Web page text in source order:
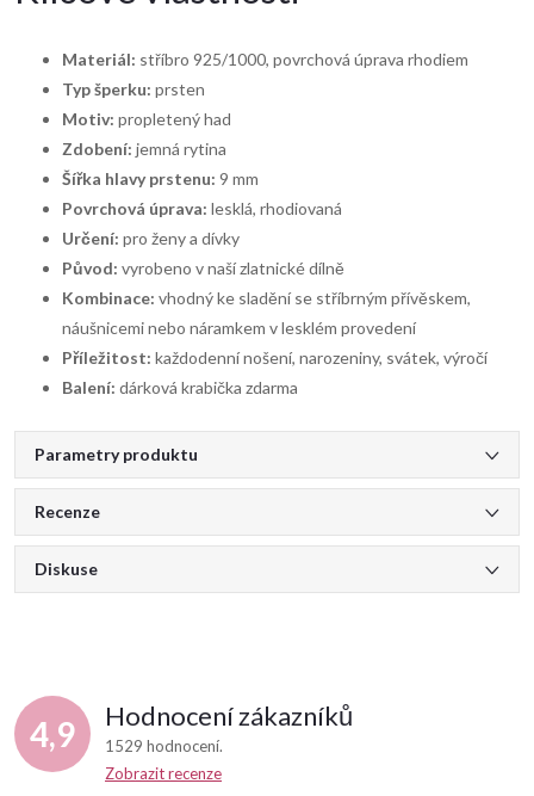
Materiál: stříbro 925/1000, povrchová úprava rhodiem
Typ šperku: prsten
Motiv: propletený had
Zdobení: jemná rytina
Šířka hlavy prstenu: 9 mm
Povrchová úprava: lesklá, rhodiovaná
Určení: pro ženy a dívky
Původ: vyrobeno v naší zlatnické dílně
Kombinace: vhodný ke sladění se stříbrným přívěskem,
náušnicemi nebo náramkem v lesklém provedení
Příležitost: každodenní nošení, narozeniny, svátek, výročí
Balení: dárková krabička zdarma
Parametry produktu
Recenze
Diskuse
4,9 Hodnocení zákazníků
1529 hodnocení
Zobrazit recenze